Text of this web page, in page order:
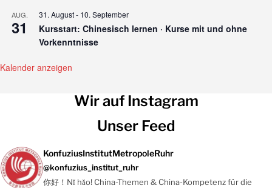
AUG.
31
31. August- 10. September
Kursstart: Chinesisch lernen · Kurse mit und ohne
Vorkenntnisse
Kalender anzeigen
Wir auf Instagram
Unser Feed
KonfuziusInstitutMetropoleRuhr
@konfuzius_institut_ruhr
你好！Nǐ hǎo! China-Themen & China-Kompetenz für die